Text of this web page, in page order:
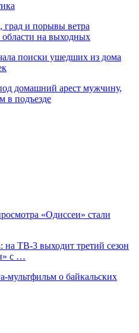
и порывы ветра
на выходных
поиски ушедших из дома
домашний арест мужчину,
в подъезде
«Одиссеи» стали
на ТВ-3 выходит третий сезон
с …
мультфильм о байкальских